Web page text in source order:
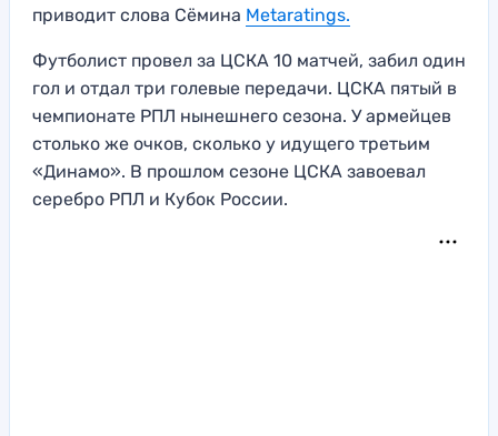
приводит слова Сёмина Metaratings.
Футболист провел за ЦСКА 10 матчей, забил один
гол и отдал три голевые передачи. ЦСКА пятый в
чемпионате РПЛ нынешнего сезона. У армейцев
столько же очков, сколько у идущего третьим
«Динамо». В прошлом сезоне ЦСКА завоевал
серебро РПЛ и Кубок России.